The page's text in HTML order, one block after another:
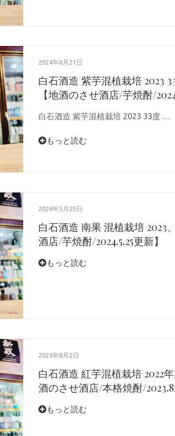
2024年6月21日
白石酒造 紫芋混植栽培 2023
【地酒のさせ酒店/芋焼酎/
白石酒造 紫芋混植栽培 2023 33度 …
もっと読む
2024年5月25日
白石酒造 南果 混植栽培 2023
酒店/芋焼酎/2024.5.25更新】
もっと読む
2023年8月2日
白石酒造 紅芋混植栽培 2022
酒のさせ酒店/本格焼酎/
もっと読む